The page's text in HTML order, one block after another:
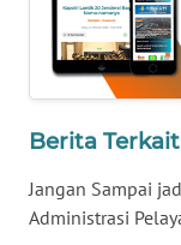
Berita Terkait
Jangan Sampai
Administrasi
WN
BABEL
SUMBAR
WN